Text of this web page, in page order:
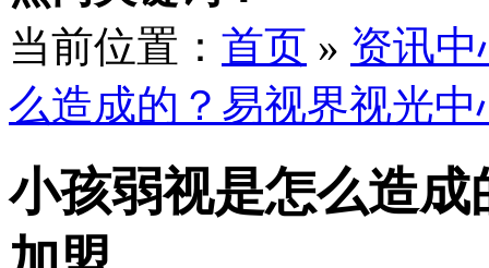
当前位置： 首页 » 资讯中
么造成的？易视界视光
小孩弱视是怎么造